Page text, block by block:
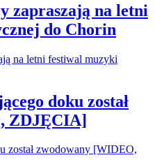
zapraszają na letni
do Chorin
doku został
ZDJĘCIA]